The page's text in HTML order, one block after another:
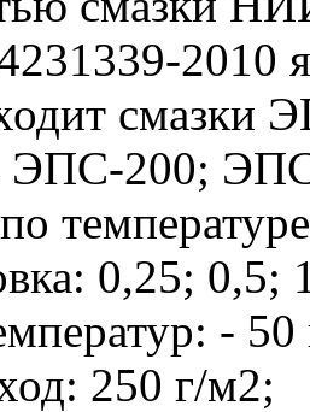
2010
смазки
ЭПС-200;
0,25; 0,5;
-
250 г/м2;